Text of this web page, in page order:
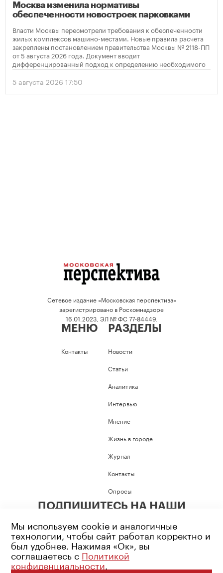
Москва изменила нормативы
обеспеченности новостроек парковками
Власти Москвы пересмотрели требования к обеспеченности
жилых комплексов машино-местами. Новые правила расчета
закреплены постановлением правительства Москвы № 2118-ПП
от 5 августа 2026 года. Документ вводит
дифференцированный подход к определению необходимого
количества парковок в зависимости от площади квартир и
устанавливает переходный период для уже согласованных
проектов.
5 августа 2026 17:50
Сетевое издание «Московская перспектива»
зарегистрировано в Роскомнадзоре
16.01.2023, ЭЛ № ФС 77-84449.
МЕНЮ
Контакты
РАЗДЕЛЫ
Новости
Статьи
Аналитика
Интервью
Мнение
Жизнь в городе
Журнал
Контакты
Опросы
ПОДПИШИТЕСЬ НА НАШИ
Возрастное ограничение: 16+
Мы используем cookie и аналогичные
технологии, чтобы сайт работал корректно и
был удобнее. Нажимая «Ок», вы
соглашаетесь с Политикой
конфиденциальности.